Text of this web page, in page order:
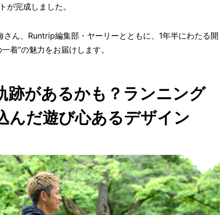
が完成しました。
ん、Runtrip編集部・ヤーリーとともに、1年半にわたる開
着”の魅力をお届けします。
跡があるかも？ランニング
んだ遊び心あるデザイン